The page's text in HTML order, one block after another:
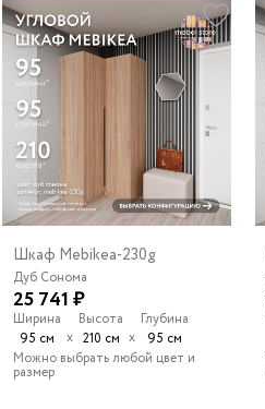
Шкаф Mebikea-230g
Дуб Сонома
25 741 ₽
Ширина
95 см
х
Высота
210 см х
Глубина
95 см
Можно выбрать любой цвет и
размер